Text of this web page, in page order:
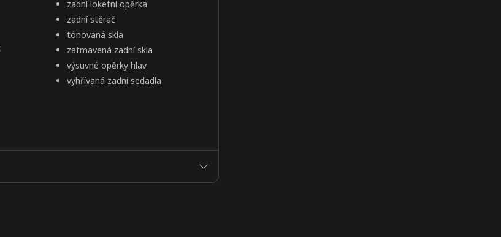
zadní loketní opěrka
zadní stěrač
tónovaná skla
zatmavená zadní skla
výsuvné opěrky hlav
vyhřívaná zadní sedadla